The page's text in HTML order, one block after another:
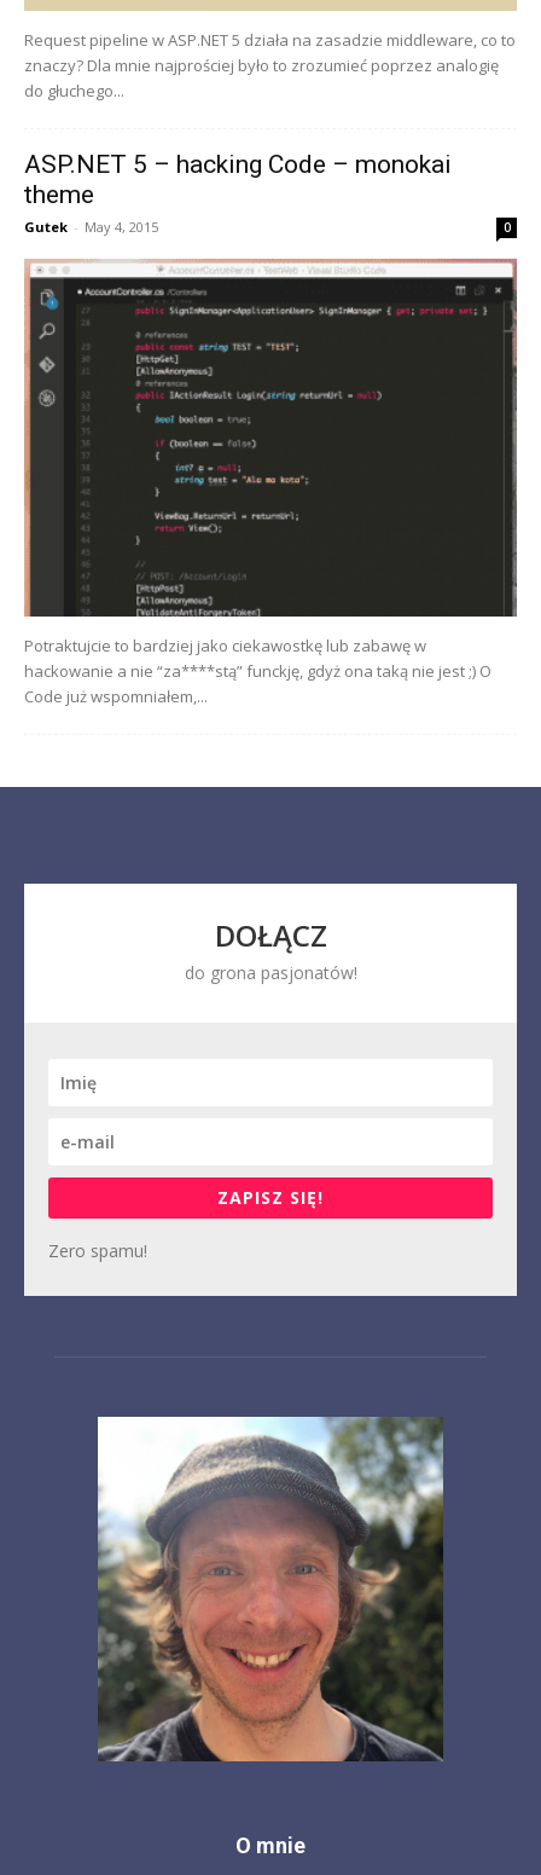
Request pipeline w ASP.NET 5 działa na zasadzie middleware, co to
znaczy? Dla mnie najprościej było to zrozumieć poprzez analogię
do głuchego...
ASP.NET 5 – hacking Code – monokai
theme
Gutek - May 4, 2015 0
Potraktujcie to bardziej jako ciekawostkę lub zabawę w
hackowanie a nie “za****stą” funckję, gdyż ona taką nie jest ;) O
Code już wspomniałem,...
DOŁĄCZ
do grona pasjonatów!
ZAPISZ SIĘ!
Zero spamu!
O mnie